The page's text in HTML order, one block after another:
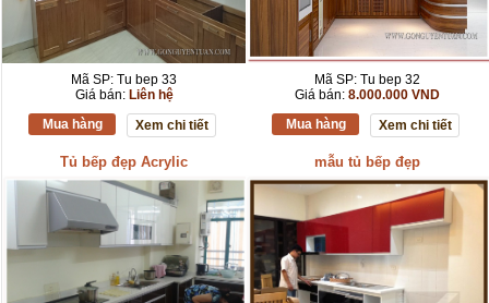
Mã SP: Tu bep 33
Giá bán: Liên hệ
Mua hàng
Xem chi tiết
Mã SP: Tu bep 32
Giá bán: 8.000.000 VND
Mua hàng
Xem chi tiết
Tủ bếp đẹp Acrylic mẫu tủ bếp đẹp